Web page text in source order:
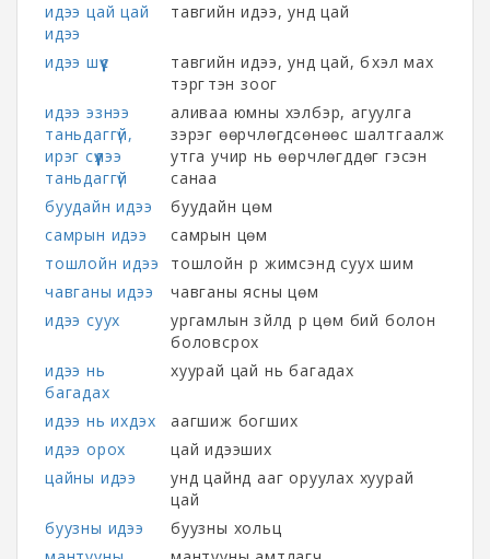
идээ цай цай
идээ
тавгийн идээ, унд цай
идээ шүүс
тавгийн идээ, унд цай, бүхэл мах
тэргүүтэн зоог
идээ эзнээ
таньдаггүй,
ирэг сүүлээ
таньдаггүй
аливаа юмны хэлбэр, агуулга
зэрэг өөрчлөгдсөнөөс шалтгаалж
утга учир нь өөрчлөгддөг гэсэн
санаа
буудайн идээ
буудайн цөм
самрын идээ
самрын цөм
тошлойн идээ
тошлойн үр жимсэнд суух шим
чавганы идээ
чавганы ясны цөм
идээ суух
ургамлын зүйлд үр цөм бий болон
боловсрох
идээ нь
багадах
хуурай цай нь багадах
идээ нь ихдэх
аагшиж богших
идээ орох
цай идээших
цайны идээ
унд цайнд ааг оруулах хуурай
цай
буузны идээ
буузны хольц